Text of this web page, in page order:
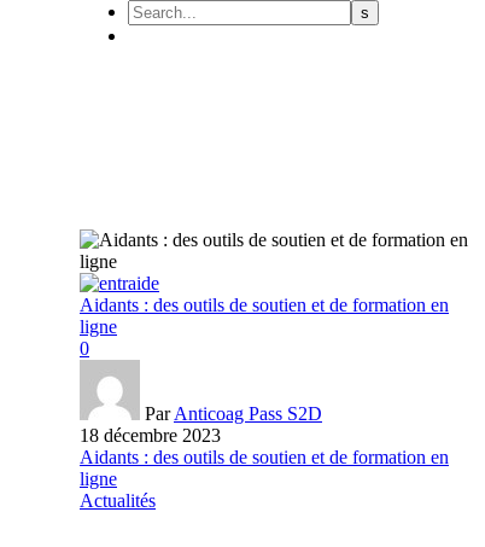
Aidants : des outils de soutien et de formation en
ligne
0
ParAnticoag Pass S2D
18 décembre 2023
Aidants : des outils de soutien et de formation en
ligne
Actualités